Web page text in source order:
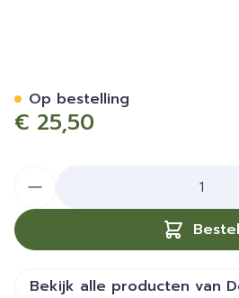
€ 25,50
Bestel
Op bestelling
Bekijk alle producten van